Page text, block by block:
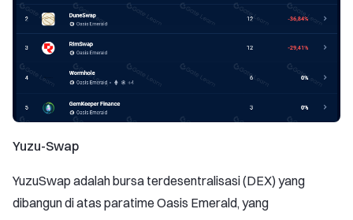
Yuzu-Swap
YuzuSwap adalah bursa terdesentralisasi (DEX) yang
dibangun di atas paratime Oasis Emerald, yang